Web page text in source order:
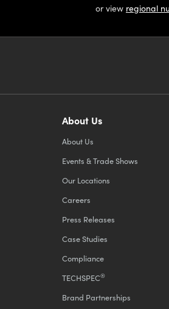
or view regional
About Us
About Us
Events & Trade Shows
Our Locations
Careers
Press Releases
Case Studies
Compliance
TECHSPEC®
Brand Partnerships